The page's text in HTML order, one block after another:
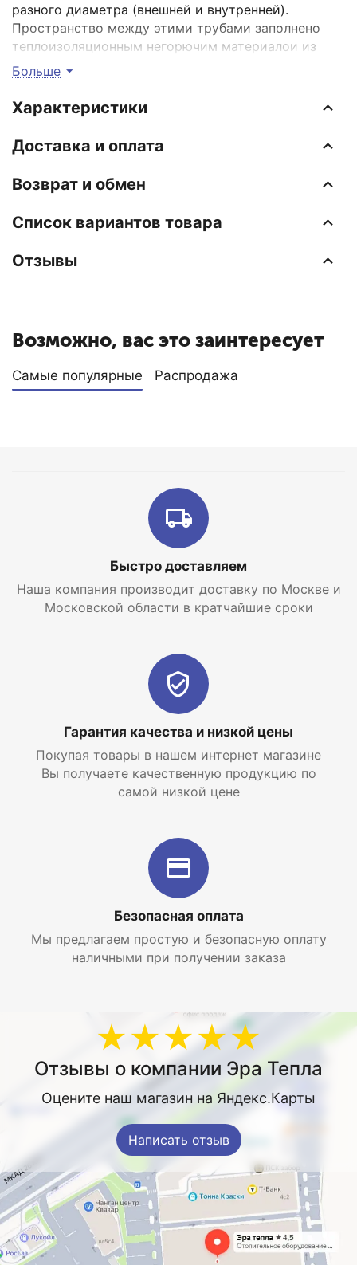
разного диаметра (внешней и внутренней).
Пространство между этими трубами заполнено
теплоизоляционным негорючим материалои из
базальтового волокна высокого качества. Такая
конструкция способствует быстрому прогреву
внутренней трубы. За короткий промежуток
времени температура в дымоходе поднимается
выше "точки росы", что помогает избежать
образования конденсата.Для тех аппаратов,
которые работают на твердом топливе,
рекомендуется использовать сталь толщиной 0,8
Больше
Характеристики
Доставка и оплата
Возврат и обмен
Список вариантов товара
Отзывы
Возможно, вас это заинтересует
Самые популярные Распродажа
Быстро доставляем
Наша компания производит доставку по Москве и
Московской области в кратчайшие сроки
Гарантия качества и низкой цены
Покупая товары в нашем интернет магазине
Вы получаете качественную продукцию по
самой низкой цене
Безопасная оплата
Мы предлагаем простую и безопасную оплату
наличными при получении заказа
★★★★★
Отзывы о компании Эра Тепла
Оцените наш магазин на Яндекс.Карты
Написать отзыв